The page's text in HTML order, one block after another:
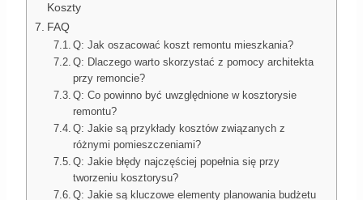
Koszty
FAQ
Q: Jak oszacować koszt remontu mieszkania?
Q: Dlaczego warto skorzystać z pomocy architekta
przy remoncie?
Q: Co powinno być uwzględnione w kosztorysie
remontu?
Q: Jakie są przykłady kosztów związanych z
różnymi pomieszczeniami?
Q: Jakie błędy najczęściej popełnia się przy
tworzeniu kosztorysu?
Q: Jakie są kluczowe elementy planowania budżetu